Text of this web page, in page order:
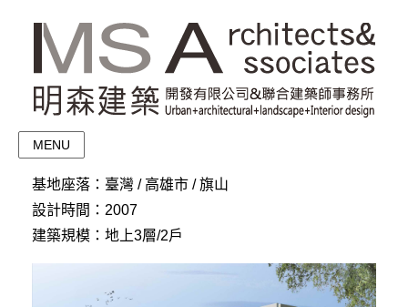
MENU
基地座落：臺灣 / 高雄市 / 旗山
設計時間：2007
建築規模：地上3層/2戶